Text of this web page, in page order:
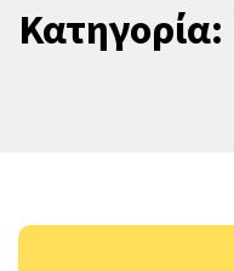
Κατηγορία: